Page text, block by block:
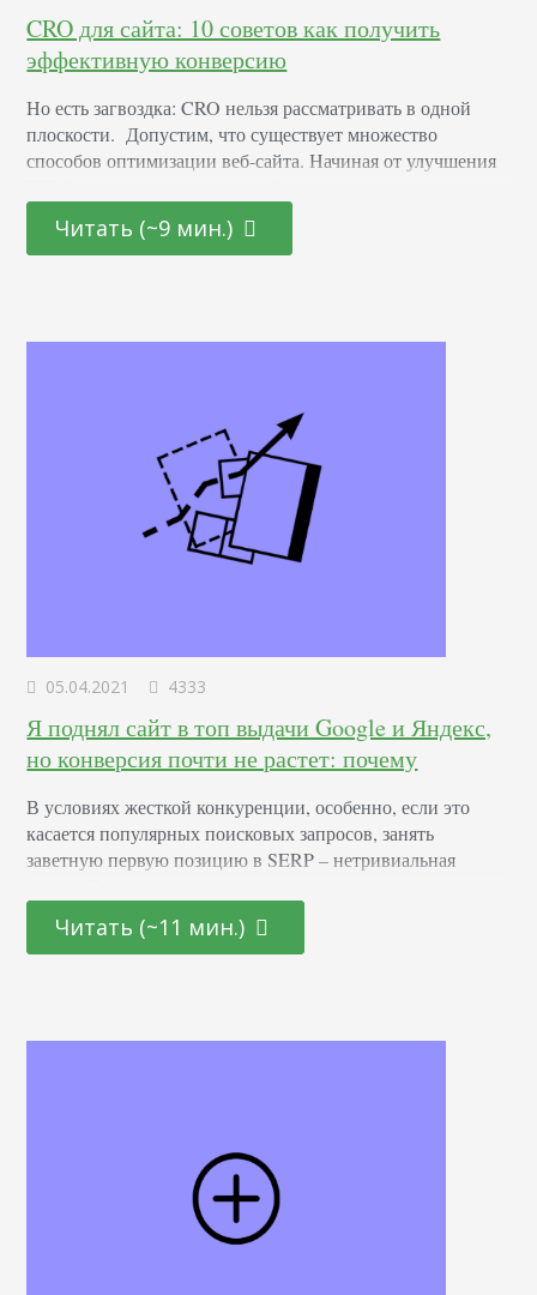
CRO для сайта: 10 советов как получить
эффективную конверсию
Но есть загвоздка: CRO нельзя рассматривать в одной
плоскости. Допустим, что существует множество
способов оптимизации веб-сайта. Начиная от улучшения
качества копирайтинга. Однако не существует одной
такой стратегии, которая гарантированно принесет
должны стремиться получить максимум…
Читать (~9 мин.)
05.04.2021 4333
Я поднял сайт в топ выдачи Google и Яндекс,
но конверсия почти не растет: почему
В условиях жесткой конкуренции, особенно, если это
касается популярных поисковых запросов, занять
заветную первую позицию в SERP – нетривиальная
покорить этот эверест и подняться выше конкурентов. Но
когда это получается, кажется, уже ничего не мешает
Читать (~11 мин.)